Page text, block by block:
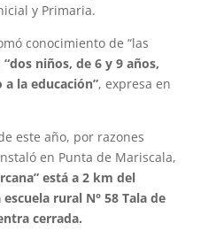
y Primaria.
conocimiento de “las
“dos niños, de 6 y 9 años,
la educación”, expresa en
este año, por razones
en Punta de Mariscala,
está a 2 km del
rural N° 58 Tala de
cerrada.